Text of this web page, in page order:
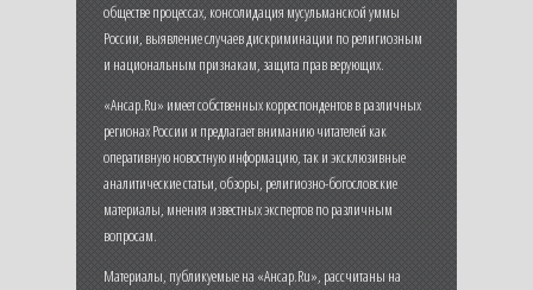
обществе процессах, консолидация мусульманской уммы
России, выявление случаев дискриминации по религиозным
и национальным признакам, защита прав верующих.
«Ансар.Ru» имеет собственных корреспондентов в различных
регионах России и предлагает вниманию читателей как
оперативную новостную информацию, так и эксклюзивные
аналитические статьи, обзоры, религиозно-богословские
материалы, мнения известных экспертов по различным
вопросам.
Материалы, публикуемые на «Ансар.Ru», рассчитаны на